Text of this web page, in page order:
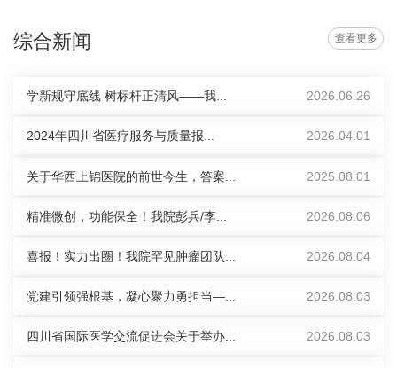
综合新闻 查看更多
学新规守底线 树标杆正清风——我... 2026.06.26
2024年四川省医疗服务与质量报... 2026.04.01
关于华西上锦医院的前世今生，答案... 2025.08.01
精准微创，功能保全！我院彭兵/李... 2026.08.06
喜报！实力出圈！我院罕见肿瘤团队... 2026.08.04
党建引领强根基，凝心聚力勇担当—... 2026.08.03
四川省国际医学交流促进会关于举办... 2026.08.03